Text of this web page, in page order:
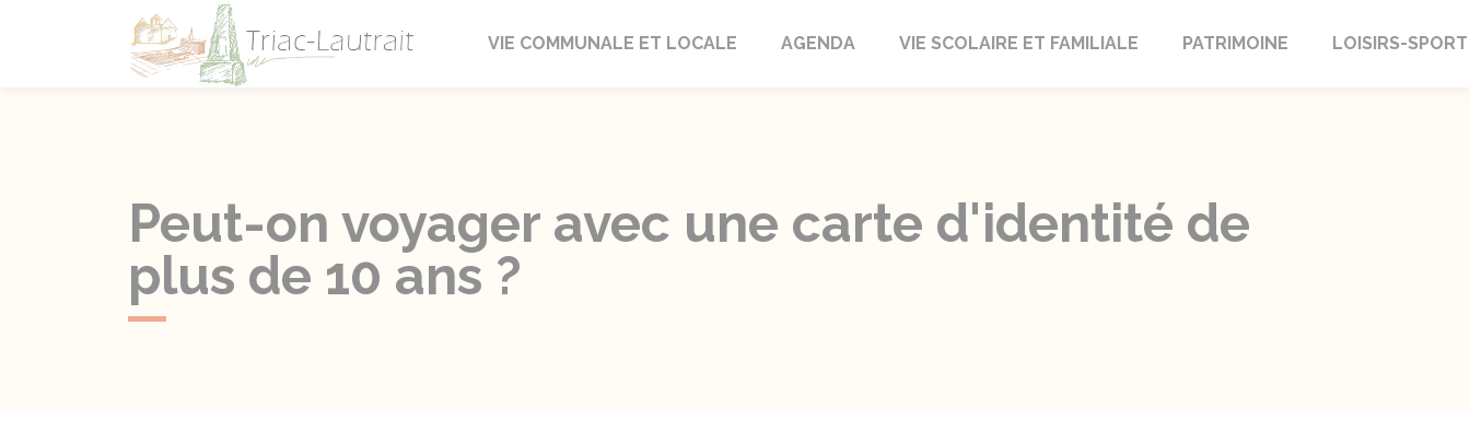
Triac-Lautrait
VIE COMMUNALE ET LOCALE AGENDA VIE SCOLAIRE ET FAMILIALE PATRIMOINE LOISIRS-SPORT
Peut-on voyager avec une carte d'identité de
plus de 10 ans ?